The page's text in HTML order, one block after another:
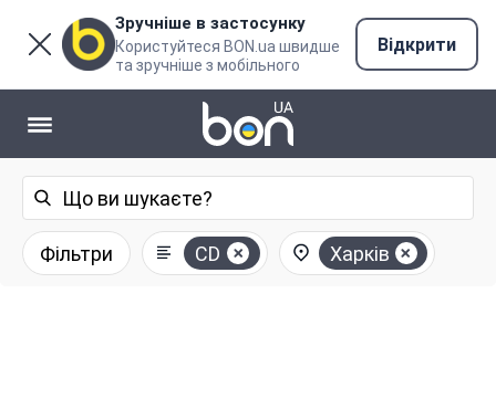
Зручніше в застосунку
Користуйтеся BON.ua швидше
та зручніше з мобільного
Відкрити
Фільтри СD Харків